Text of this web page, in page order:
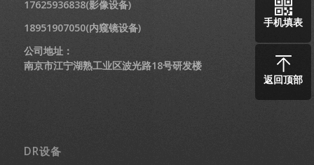
17625936838(影像设备)
18951907050(内窥镜设备)
公司地址：
南京市江宁湖熟工业区波光路18号研发楼
DR设备
手机填表
返回顶部